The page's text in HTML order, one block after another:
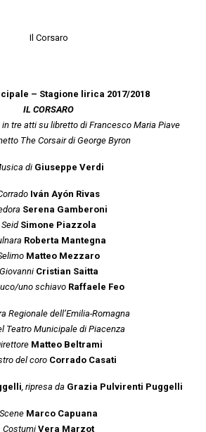
Il Corsaro
– Stagione lirica 2017/2018
IL CORSARO
tre atti su libretto di Francesco Maria Piave
The Corsair di George Byron
di Giuseppe Verdi
Iván Ayón Rivas
Serena Gamberoni
Seid Simone Piazzola
Roberta Mantegna
Matteo Mezzaro
Giovanni Cristian Saitta
uno schiavo Raffaele Feo
Regionale dell’Emilia-Romagna
Teatro Municipale di Piacenza
Matteo Beltrami
del coro Corrado Casati
, ripresa da Grazia Pulvirenti Puggelli
Scene Marco Capuana
Costumi Vera Marzot